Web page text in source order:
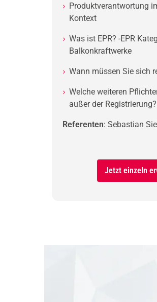
Produktverantwortung
Kontext
Was ist EPR? -EPR
Balkonkraftwerke
Wann müssen Sie sich
Welche weiteren
außer der Registrierung?
Referenten: Sebastian
Jetzt einzeln